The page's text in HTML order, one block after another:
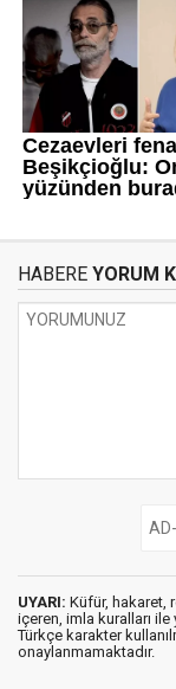
HABERE YORUM
UYARI: Küfür, hakaret,
içeren, imla kuralları ile
Türkçe karakter
onaylanmamaktadır.